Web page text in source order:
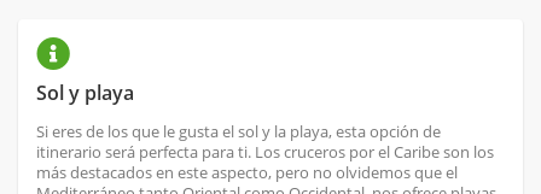
Sol y playa
Si eres de los que le gusta el sol y la playa, esta opción de
itinerario será perfecta para ti. Los cruceros por el Caribe son los
más destacados en este aspecto, pero no olvidemos que el